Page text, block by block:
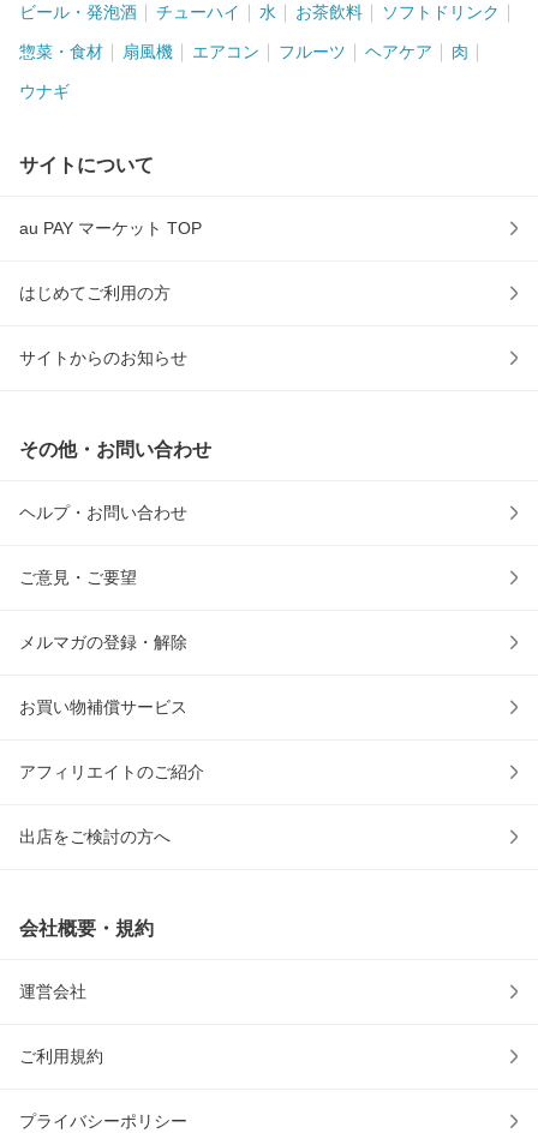
ビール・発泡酒 チューハイ 水 お茶飲料 ソフトドリンク
惣菜・食材 扇風機 エアコン フルーツ ヘアケア 肉
ウナギ
サイトについて
au PAY マーケット TOP
はじめてご利用の方
サイトからのお知らせ
その他・お問い合わせ
ヘルプ・お問い合わせ
ご意見・ご要望
メルマガの登録・解除
お買い物補償サービス
アフィリエイトのご紹介
出店をご検討の方へ
会社概要・規約
運営会社
ご利用規約
プライバシーポリシー